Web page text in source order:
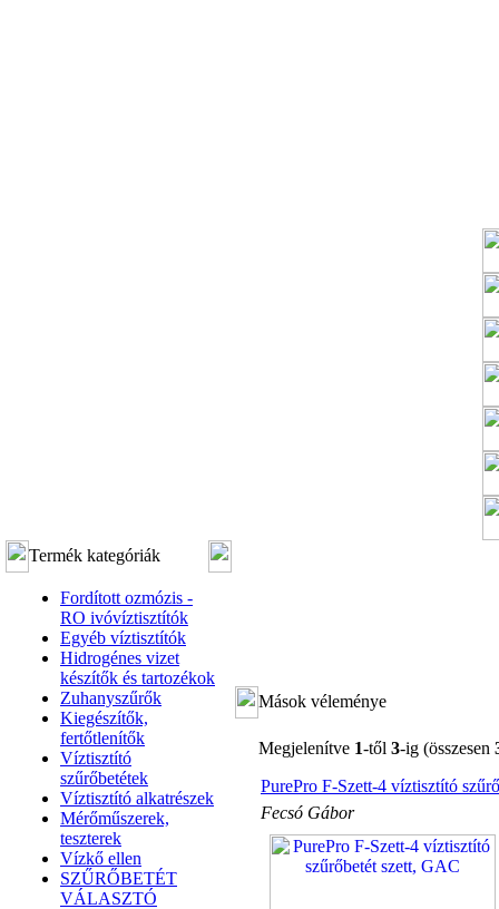
Termék kategóriák
Fordított ozmózis -
RO ivóvíztisztítók
Egyéb víztisztítók
Hidrogénes vizet
készítők és tartozékok
Zuhanyszűrők
Kiegészítők,
fertőtlenítők
Víztisztító
szűrőbetétek
Víztisztító alkatrészek
Mérőműszerek,
teszterek
Vízkő ellen
SZŰRŐBETÉT
VÁLASZTÓ
Mások véleménye
Megjelenítve 1-től 3-ig (összesen
PurePro F-Szett-4 víztisztító
Fecsó Gábor